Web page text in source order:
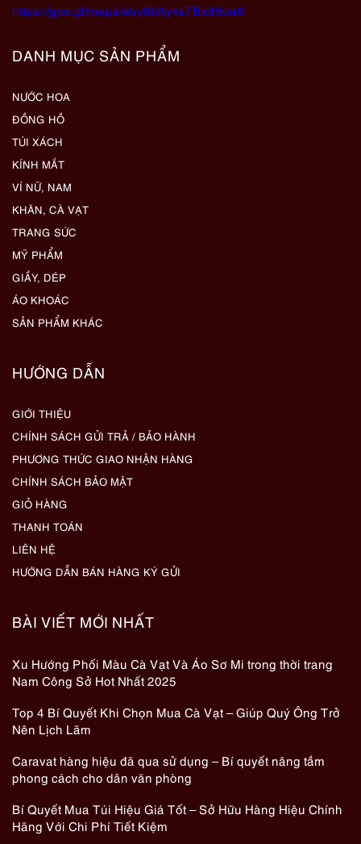
https://goo.gl/maps/eby8bKyks7Bx89oa6
DANH MỤC SẢN PHẨM
NƯỚC HOA
ĐỒNG HỒ
TÚI XÁCH
KÍNH MẮT
VÍ NỮ, NAM
KHĂN, CÀ VẠT
TRANG SỨC
MỸ PHẨM
GIẦY, DÉP
ÁO KHOÁC
SẢN PHẨM KHÁC
HƯỚNG DẪN
GIỚI THIỆU
CHÍNH SÁCH GỬI TRẢ / BẢO HÀNH
PHƯƠNG THỨC GIAO NHẬN HÀNG
CHÍNH SÁCH BẢO MẬT
GIỎ HÀNG
THANH TOÁN
LIÊN HỆ
HƯỚNG DẪN BÁN HÀNG KÝ GỬI
BÀI VIẾT MỚI NHẤT
Xu Hướng Phối Màu Cà Vạt Và Áo Sơ Mi trong thời trang
Nam Công Sở Hot Nhất 2025
Top 4 Bí Quyết Khi Chọn Mua Cà Vạt – Giúp Quý Ông Trở
Nên Lịch Lãm
Caravat hàng hiệu đã qua sử dụng – Bí quyết nâng tầm
phong cách cho dân văn phòng
Bí Quyết Mua Túi Hiệu Giá Tốt – Sở Hữu Hàng Hiệu Chính
Hãng Với Chi Phí Tiết Kiệm